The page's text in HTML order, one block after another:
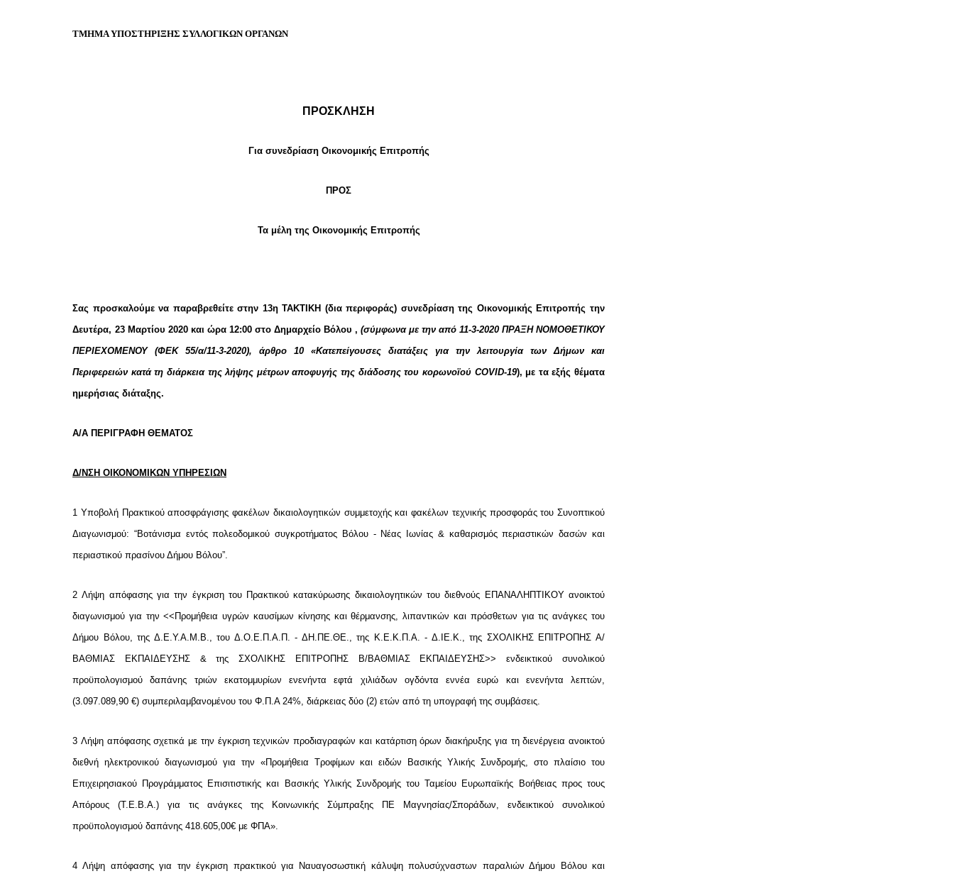
ΤΜΗΜΑ ΥΠΟΣΤΗΡΙΞΗΣ ΣΥΛΛΟΓΙΚΩΝ ΟΡΓΑΝΩΝ
ΠΡΟΣΚΛΗΣΗ
Για συνεδρίαση Οικονομικής Επιτροπής
ΠΡΟΣ
Τα μέλη της Οικονομικής Επιτροπής
Σας προσκαλούμε να παραβρεθείτε στην 13η ΤΑΚΤΙΚΗ (δια περιφοράς) συνεδρίαση της Οικονομικής Επιτροπής την
Δευτέρα, 23 Μαρτίου 2020 και ώρα 12:00 στο Δημαρχείο Βόλου , (σύμφωνα με την από 11-3-2020 ΠΡΑΞΗ ΝΟΜΟΘΕΤΙΚΟΥ
ΠΕΡΙΕΧΟΜΕΝΟΥ (ΦΕΚ 55/α/11-3-2020), άρθρο 10 «Κατεπείγουσες διατάξεις για την λειτουργία των Δήμων και
Περιφερειών κατά τη διάρκεια της λήψης μέτρων αποφυγής της διάδοσης του κορωνοϊού COVID-19), με τα εξής θέματα
ημερήσιας διάταξης.
Α/Α ΠΕΡΙΓΡΑΦΗ ΘΕΜΑΤΟΣ
Δ/ΝΣΗ ΟΙΚΟΝΟΜΙΚΩΝ ΥΠΗΡΕΣΙΩΝ
1 Υποβολή Πρακτικού αποσφράγισης φακέλων δικαιολογητικών συμμετοχής και φακέλων τεχνικής προσφοράς του Συνοπτικού
Διαγωνισμού: “Βοτάνισμα εντός πολεοδομικού συγκροτήματος Βόλου - Νέας Ιωνίας & καθαρισμός περιαστικών δασών και
περιαστικού πρασίνου Δήμου Βόλου”.
2 Λήψη απόφασης για την έγκριση του Πρακτικού κατακύρωσης δικαιολογητικών του διεθνούς ΕΠΑΝΑΛΗΠΤΙΚΟΥ ανοικτού
διαγωνισμού για την <<Προμήθεια υγρών καυσίμων κίνησης και θέρμανσης, λιπαντικών και πρόσθετων για τις ανάγκες του
Δήμου Βόλου, της Δ.Ε.Υ.Α.Μ.Β., του Δ.Ο.Ε.Π.Α.Π. - ΔΗ.ΠΕ.ΘΕ., της Κ.Ε.Κ.Π.Α. - Δ.ΙΕ.Κ., της ΣΧΟΛΙΚΗΣ ΕΠΙΤΡΟΠΗΣ Α/
ΒΑΘΜΙΑΣ ΕΚΠΑΙΔΕΥΣΗΣ & της ΣΧΟΛΙΚΗΣ ΕΠΙΤΡΟΠΗΣ Β/ΒΑΘΜΙΑΣ ΕΚΠΑΙΔΕΥΣΗΣ>> ενδεικτικού συνολικού
προϋπολογισμού δαπάνης
τριών εκατομμυρίων ενενήντα εφτά χιλιάδων ογδόντα εννέα ευρώ και ενενήντα λεπτών,
(3.097.089,90 €) συμπεριλαμβανομένου του Φ.Π.Α 24%, διάρκειας δύο (2) ετών από τη υπογραφή της συμβάσεις.
3 Λήψη απόφασης σχετικά με την έγκριση τεχνικών προδιαγραφών και κατάρτιση όρων διακήρυξης για τη διενέργεια ανοικτού
διεθνή ηλεκτρονικού διαγωνισμού για την «Προμήθεια Τροφίμων και ειδών Βασικής Υλικής Συνδρομής, στο πλαίσιο του
Επιχειρησιακού Προγράμματος Επισιτιστικής και Βασικής Υλικής Συνδρομής του Ταμείου Ευρωπαϊκής Βοήθειας προς τους
Απόρους (Τ.Ε.Β.Α.) για τις ανάγκες της Κοινωνικής Σύμπραξης ΠΕ Μαγνησίας/Σποράδων, ενδεικτικού συνολικού
προϋπολογισμού δαπάνης 418.605,00€ με ΦΠΑ».
4 Λήψη απόφασης για την έγκριση πρακτικού για Ναυαγοσωστική κάλυψη πολυσύχναστων παραλιών Δήμου Βόλου και